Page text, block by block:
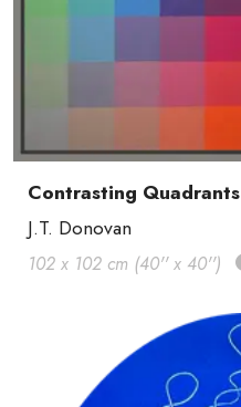
Contrasting Quadrants
J.T. Donovan
102 x 102 cm (40'' x 40'')